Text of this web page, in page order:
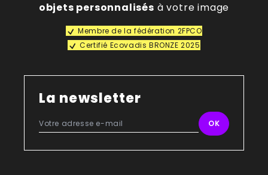
objets personnalisés à votre image
Membre de la fédération 2FPCO
Certifié Ecovadis BRONZE 2025
La newsletter